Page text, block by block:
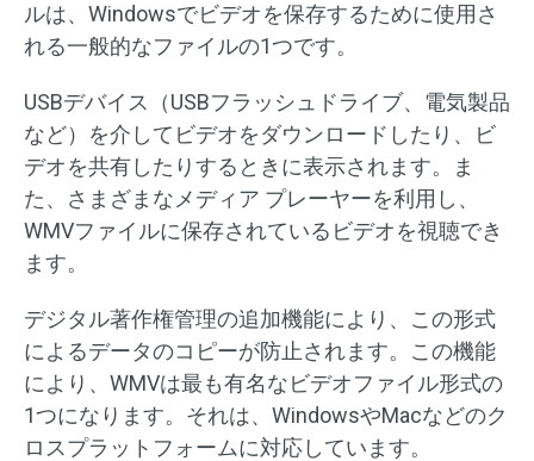
ルは、Windowsでビデオを保存するために使用さ
れる一般的なファイルの1つです。
USBデバイス（USBフラッシュドライブ、電気製品
など）を介してビデオをダウンロードしたり、ビ
デオを共有したりするときに表示されます。ま
た、さまざまなメディア プレーヤーを利用し、
WMVファイルに保存されているビデオを視聴でき
ます。
デジタル著作権管理の追加機能により、この形式
によるデータのコピーが防止されます。この機能
により、WMVは最も有名なビデオファイル形式の
1つになります。それは、WindowsやMacなどのク
ロスプラットフォームに対応しています。